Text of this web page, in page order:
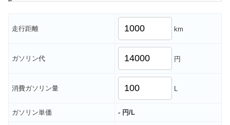
走行距離 km
ガソリン代 円
消費ガソリン量 L
ガソリン単価 - 円/L